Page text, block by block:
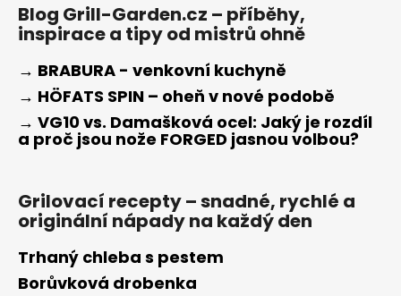
Blog Grill-Garden.cz – příběhy,
inspirace a tipy od mistrů ohně
→ BRABURA - venkovní kuchyně
→ HÖFATS SPIN – oheň v nové podobě
→ VG10 vs. Damašková ocel: Jaký je rozdíl
a proč jsou nože FORGED jasnou volbou?
Grilovací recepty – snadné, rychlé a
originální nápady na každý den
Trhaný chleba s pestem
Borůvková drobenka